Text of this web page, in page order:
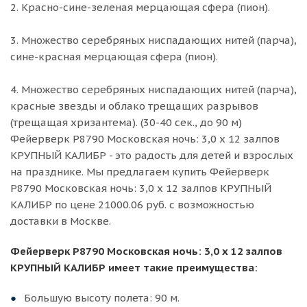
2. Красно-сине-зеленая мерцающая сфера (пион).
3. Множество серебряных ниспадающих нитей (парча),
сине-красная мерцающая сфера (пион).
4. Множество серебряных ниспадающих нитей (парча),
красные звезды и облако трещащих разрывов
(трещащая хризантема). (30-40 сек., до 90 м)
Фейерверк Р8790 Московская ночь: 3,0 х 12 залпов
КРУПНЫЙ КАЛИБР - это радость для детей и взрослых
на празднике. Мы предлагаем купить Фейерверк
Р8790 Московская ночь: 3,0 х 12 залпов КРУПНЫЙ
КАЛИБР по цене 21000.06 руб. с возможностью
доставки в Москве.
Фейерверк Р8790 Московская ночь: 3,0 х 12 залпов
КРУПНЫЙ КАЛИБР имеет такие преимущества:
Большую высоту полета: 90 м.